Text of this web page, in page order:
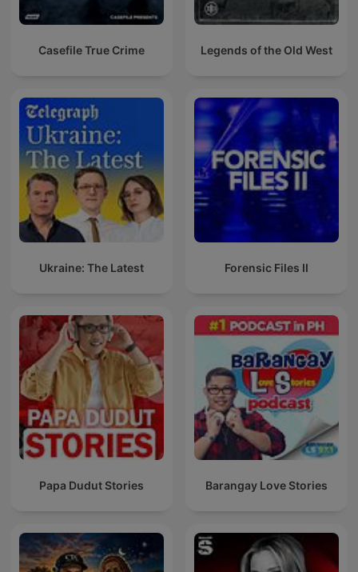
Casefile True Crime Legends of the Old West
Ukraine: The Latest Forensic Files II
Papa Dudut Stories Barangay Love Stories